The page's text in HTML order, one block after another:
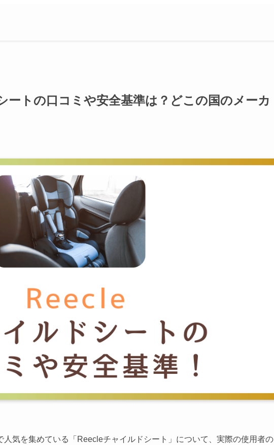
ートの口コミや安全基準は？どこの国のメーカ
気を集めている「Reecleチャイルドシート」について、実際の使用者の